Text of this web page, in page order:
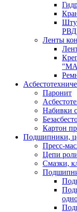
РВД
Ленты
Паронит
Набивки
Картон
Подшипники,
Пресс-
Цепи
Смазки,